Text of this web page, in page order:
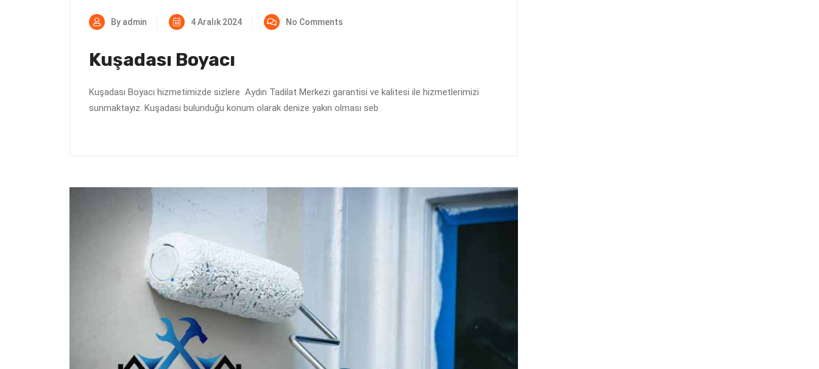
By admin 4 Aralık 2024 No Comments
Kuşadası Boyacı
Kuşadası Boyacı hizmetimizde sizlere Aydın Tadilat Merkezi garantisi ve kalitesi ile hizmetlerimizi
sunmaktayız. Kuşadası bulunduğu konum olarak denize yakın olması seb